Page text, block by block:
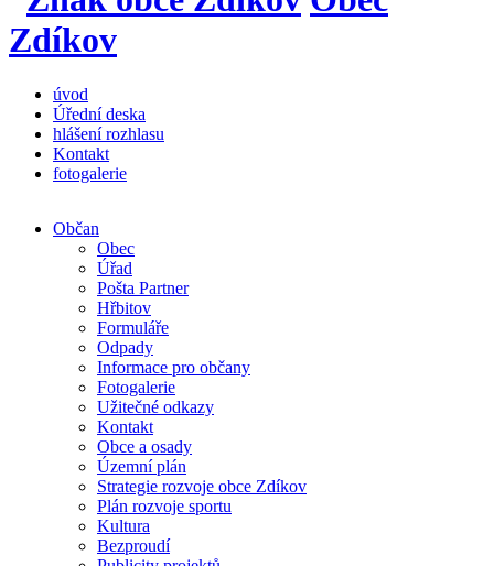
Zdíkov
úvod
Úřední deska
hlášení rozhlasu
Kontakt
fotogalerie
Občan
Obec
Úřad
Pošta Partner
Hřbitov
Formuláře
Odpady
Informace pro občany
Fotogalerie
Užitečné odkazy
Kontakt
Obce a osady
Územní plán
Strategie rozvoje obce Zdíkov
Plán rozvoje sportu
Kultura
Bezproudí